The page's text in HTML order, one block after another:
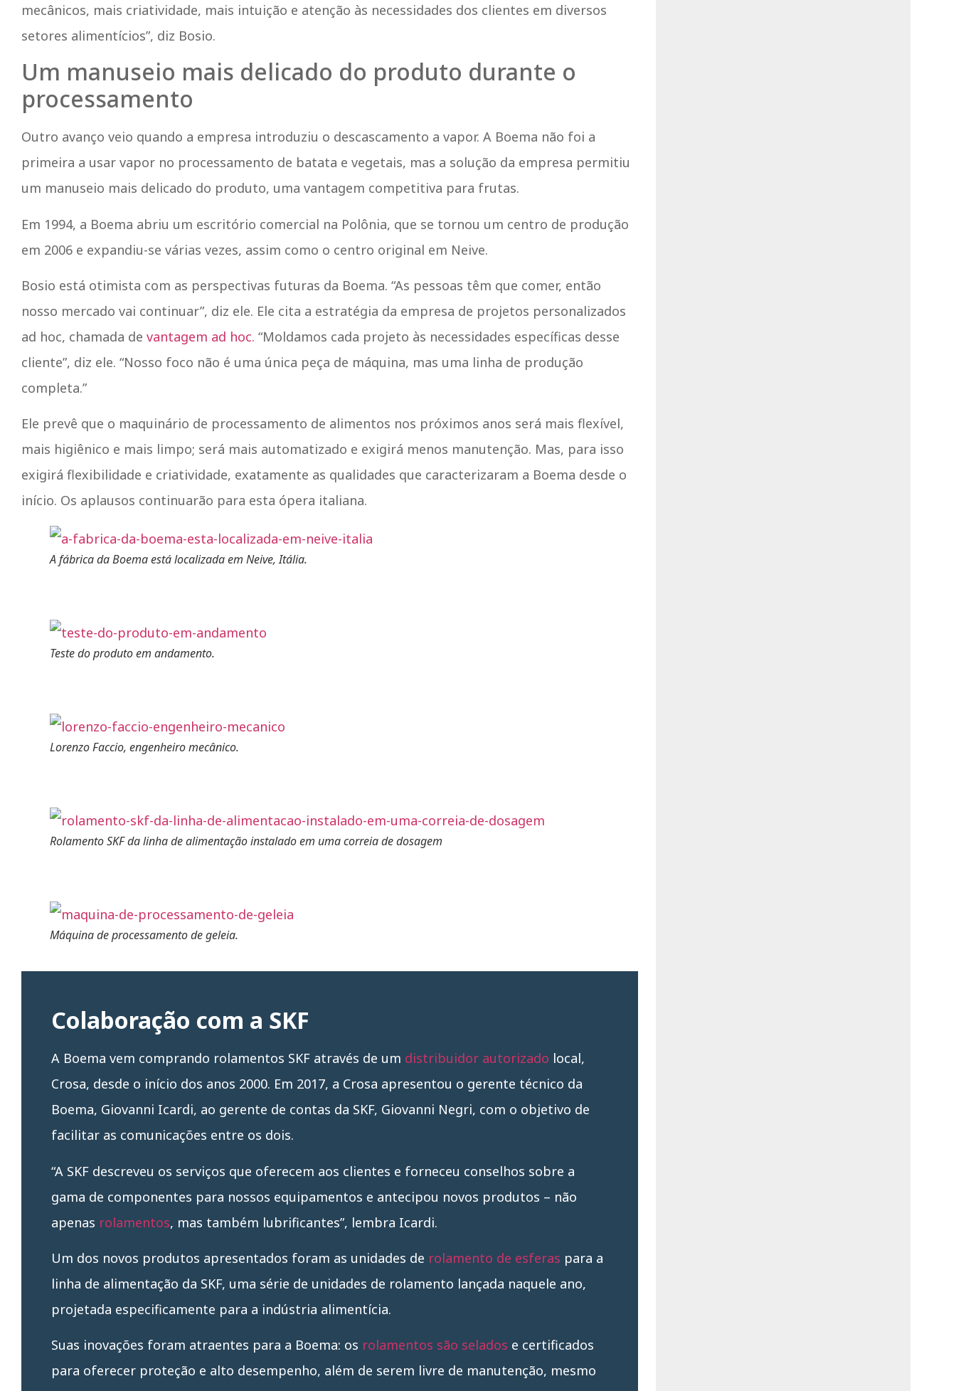
mecânicos, mais criatividade, mais intuição e atenção às necessidades dos clientes em diversos
setores alimentícios”, diz Bosio.
Um manuseio mais delicado do produto durante o
processamento
Outro avanço veio quando a empresa introduziu o descascamento a vapor. A Boema não foi a
primeira a usar vapor no processamento de batata e vegetais, mas a solução da empresa permitiu
um manuseio mais delicado do produto, uma vantagem competitiva para frutas.
Em 1994, a Boema abriu um escritório comercial na Polônia, que se tornou um centro de produção
em 2006 e expandiu-se várias vezes, assim como o centro original em Neive.
Bosio está otimista com as perspectivas futuras da Boema. “As pessoas têm que comer, então
nosso mercado vai continuar”, diz ele. Ele cita a estratégia da empresa de projetos personalizados
ad hoc, chamada de vantagem ad hoc. “Moldamos cada projeto às necessidades específicas desse
cliente”, diz ele. “Nosso foco não é uma única peça de máquina, mas uma linha de produção
completa.”
Ele prevê que o maquinário de processamento de alimentos nos próximos anos será mais flexível,
mais higiênico e mais limpo; será mais automatizado e exigirá menos manutenção. Mas, para isso
exigirá flexibilidade e criatividade, exatamente as qualidades que caracterizaram a Boema desde o
início. Os aplausos continuarão para esta ópera italiana.
A fábrica da Boema está localizada em Neive, Itália.
Teste do produto em andamento.
Lorenzo Faccio, engenheiro mecânico.
Rolamento SKF da linha de alimentação instalado em uma correia de dosagem
Máquina de processamento de geleia.
Colaboração com a SKF
A Boema vem comprando rolamentos SKF através de um distribuidor autorizado local,
Crosa, desde o início dos anos 2000. Em 2017, a Crosa apresentou o gerente técnico da
Boema, Giovanni Icardi, ao gerente de contas da SKF, Giovanni Negri, com o objetivo de
facilitar as comunicações entre os dois.
“A SKF descreveu os serviços que oferecem aos clientes e forneceu conselhos sobre a
gama de componentes para nossos equipamentos e antecipou novos produtos – não
apenas rolamentos, mas também lubrificantes”, lembra Icardi.
Um dos novos produtos apresentados foram as unidades de rolamento de esferas para a
linha de alimentação da SKF, uma série de unidades de rolamento lançada naquele ano,
projetada especificamente para a indústria alimentícia.
Suas inovações foram atraentes para a Boema: os rolamentos são selados e certificados
para oferecer proteção e alto desempenho, além de serem livre de manutenção, mesmo